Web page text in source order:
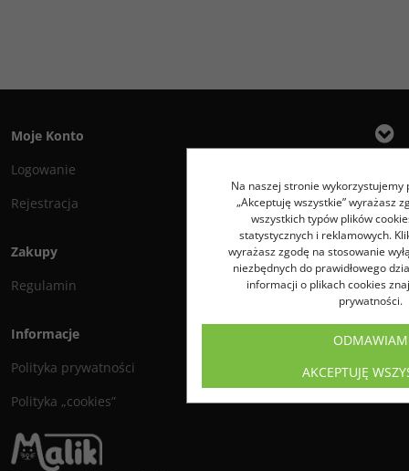
Moje Konto
Logowanie
Rejestracja
Zakupy
Regulamin
Informacje
Polityka prywatności
Polityka „cookies”
Na naszej stronie wykorzystujemy
„Akceptuję wszystkie” wyrażasz
wszystkich typów plików
statystycznych i reklamowych.
wyrażasz zgodę na stosowanie
niezbędnych do prawidłowego
informacji o plikach cookies
prywatności.
ODMAWIAM
AKCEPTUJĘ